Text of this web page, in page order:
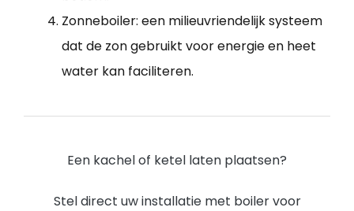
Zonneboiler: een milieuvriendelijk systeem
dat de zon gebruikt voor energie en heet
water kan faciliteren.
Een kachel of ketel laten plaatsen?
Stel direct uw installatie met boiler voor